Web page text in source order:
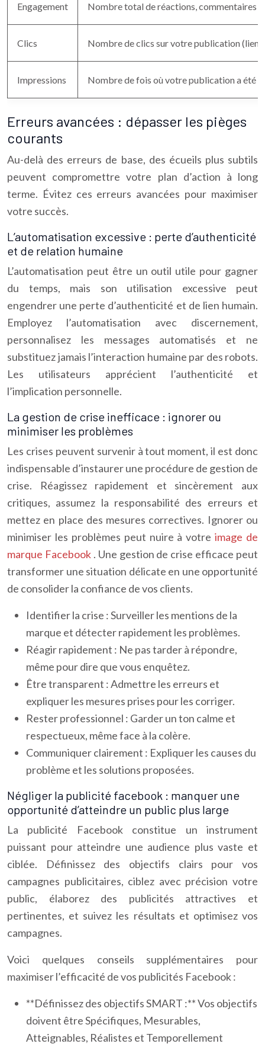
Engagement Nombre total de réactions, commentaires
Clics Nombre de clics sur votre publication
Impressions Nombre de fois où votre publication a été
Erreurs avancées : dépasser les pièges
courants
Au-delà des erreurs de base, des écueils plus subtils
peuvent compromettre votre plan d’action à long
terme. Évitez ces erreurs avancées pour maximiser
votre succès.
L’automatisation excessive : perte d’authenticité
et de relation humaine
L’automatisation peut être un outil utile pour gagner
du temps, mais son utilisation excessive peut
engendrer une perte d’authenticité et de lien humain.
Employez l’automatisation avec discernement,
personnalisez les messages automatisés et ne
substituez jamais l’interaction humaine par des robots.
Les utilisateurs apprécient l’authenticité et
l’implication personnelle.
La gestion de crise inefficace : ignorer ou
minimiser les problèmes
Les crises peuvent survenir à tout moment, il est donc
indispensable d’instaurer une procédure de gestion de
crise. Réagissez rapidement et sincèrement aux
critiques, assumez la responsabilité des erreurs et
mettez en place des mesures correctives. Ignorer ou
minimiser les problèmes peut nuire à votreimage de
marque Facebook . Une gestion de crise efficace peut
transformer une situation délicate en une opportunité
de consolider la confiance de vos clients.
Identifier la crise : Surveiller les mentions de la
marque et détecter rapidement les problèmes.
Réagir rapidement : Ne pas tarder à répondre,
même pour dire que vous enquêtez.
Être transparent : Admettre les erreurs et
expliquer les mesures prises pour les corriger.
Rester professionnel : Garder un ton calme et
respectueux, même face à la colère.
Communiquer clairement : Expliquer les causes du
problème et les solutions proposées.
Négliger la publicité facebook : manquer une
opportunité d’atteindre un public plus large
La publicité Facebook constitue un instrument
puissant pour atteindre une audience plus vaste et
ciblée. Définissez des objectifs clairs pour vos
campagnes publicitaires, ciblez avec précision votre
public, élaborez des publicités attractives et
pertinentes, et suivez les résultats et optimisez vos
campagnes.
Voici quelques conseils supplémentaires pour
maximiser l’efficacité de vos publicités Facebook :
**Définissez des objectifs SMART :** Vos objectifs
doivent être Spécifiques, Mesurables,
Atteignables, Réalistes et Temporellement